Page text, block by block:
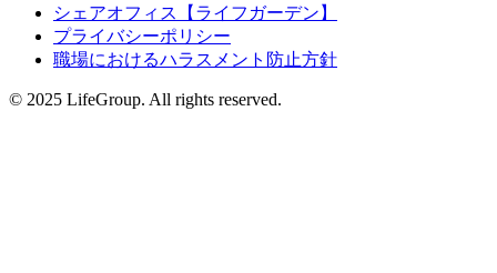
シェアオフィス【ライフガーデン】
プライバシーポリシー
職場におけるハラスメント防止方針
© 2025 LifeGroup. All rights reserved.